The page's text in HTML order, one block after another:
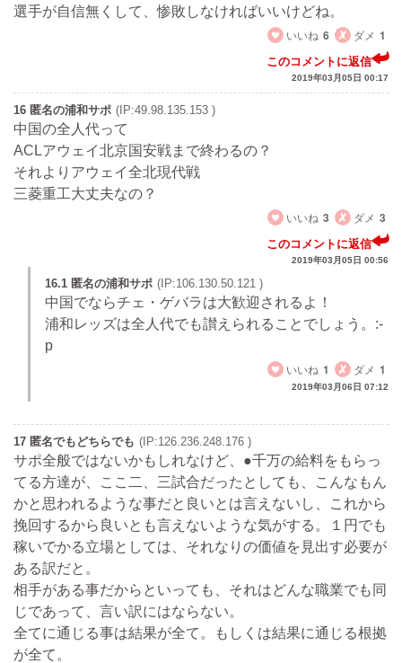
選手が自信無くして、惨敗しなければいいけどね。
いいね 6 ダメ 1
このコメントに返信
2019年03月05日 00:17
16 匿名の浦和サポ (IP:49.98.135.153 )
中国の全人代って
ACLアウェイ北京国安戦まで終わるの？
それよりアウェイ全北現代戦
三菱重工大丈夫なの？
いいね 3 ダメ 3
このコメントに返信
2019年03月05日 00:56
16.1 匿名の浦和サポ (IP:106.130.50.121 )
中国でならチェ・ゲバラは大歓迎されるよ！
浦和レッズは全人代でも讃えられることでしょう。:-
p
いいね 1 ダメ 1
2019年03月06日 07:12
17 匿名でもどちらでも (IP:126.236.248.176 )
サポ全般ではないかもしれなけど、●千万の給料をもらっ
てる方達が、ここ二、三試合だったとしても、こんなもん
かと思われるような事だと良いとは言えないし、これから
挽回するから良いとも言えないような気がする。１円でも
稼いでかる立場としては、それなりの価値を見出す必要が
ある訳だと。
相手がある事だからといっても、それはどんな職業でも同
じであって、言い訳にはならない。
全てに通じる事は結果が全て。もしくは結果に通じる根拠
が全て。